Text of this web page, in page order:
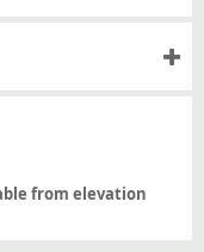
from elevation